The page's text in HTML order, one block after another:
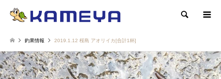
検索
釣果情報 2019.1.12 桜島 アオリイカ[合計1杯]